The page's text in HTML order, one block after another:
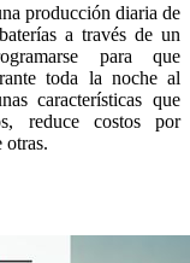
producción diaria de
a través de un
para que
toda la noche al
características que
reduce costos por
otras.